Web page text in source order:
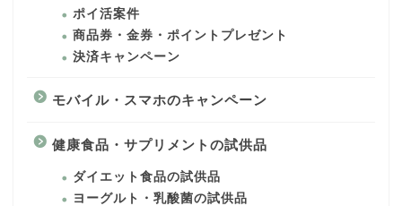
ポイ活案件
商品券・金券・ポイントプレゼント
決済キャンペーン
モバイル・スマホのキャンペーン
健康食品・サプリメントの試供品
ダイエット食品の試供品
ヨーグルト・乳酸菌の試供品